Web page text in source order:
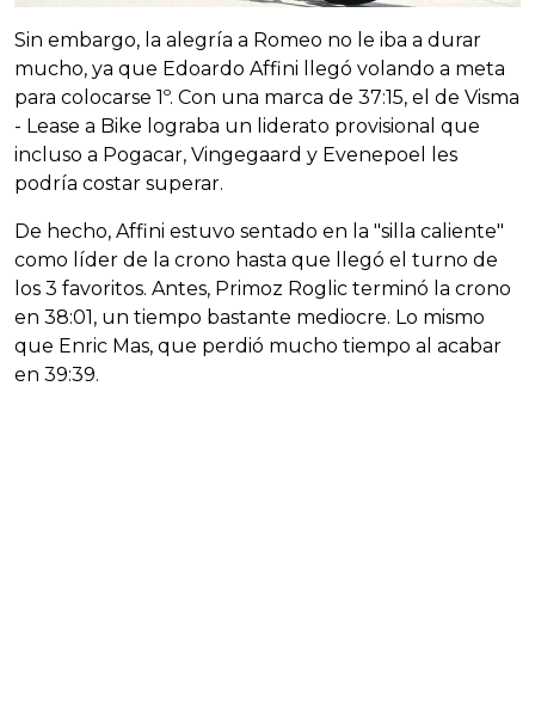
Sin embargo, la alegría a Romeo no le iba a durar
mucho, ya que Edoardo Affini llegó volando a meta
para colocarse 1º. Con una marca de 37:15, el de Visma
- Lease a Bike lograba un liderato provisional que
incluso a Pogacar, Vingegaard y Evenepoel les
podría costar superar.
De hecho, Affini estuvo sentado en la "silla caliente"
como líder de la crono hasta que llegó el turno de
los 3 favoritos. Antes, Primoz Roglic terminó la crono
en 38:01, un tiempo bastante mediocre. Lo mismo
que Enric Mas, que perdió mucho tiempo al acabar
en 39:39.